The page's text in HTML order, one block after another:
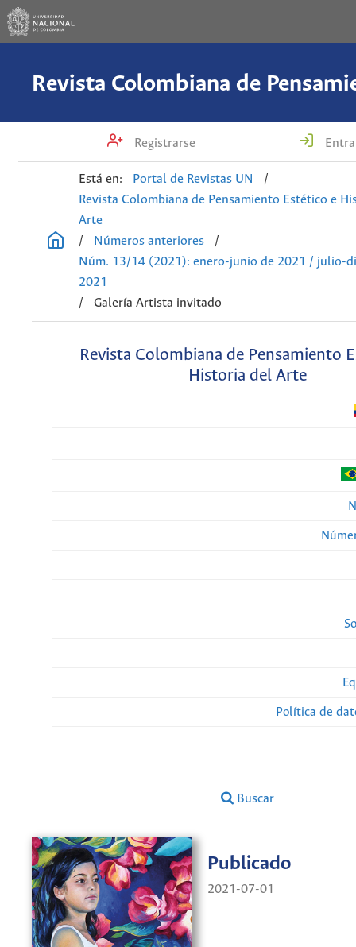
Registrarse
Está en: Portal de Revistas UN
/
Revista Colombiana de Pensamiento Estético e
Arte
/
Números anteriores
/
Núm. 13/14 (2021): enero-junio de 2021 / julio-
2021
/
Galería Artista invitado
Revista Colombiana de Pensamiento
Historia del Arte
Política de
Buscar
Publicado
2021-07-01